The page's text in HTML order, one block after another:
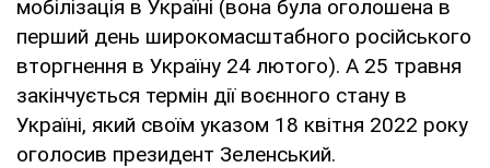
мобілізація в Україні (вона була оголошена в
перший день широкомасштабного російського
вторгнення в Україну 24 лютого). А 25 травня
закінчується термін дії воєнного стану в
Україні, який своїм указом 18 квітня 2022 року
оголосив президент Зеленський.